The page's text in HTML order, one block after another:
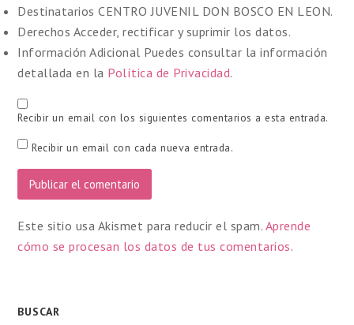
Destinatarios CENTRO JUVENIL DON BOSCO EN LEON.
Derechos Acceder, rectificar y suprimir los datos.
Información Adicional Puedes consultar la información
detallada en la Política de Privacidad.
Recibir un email con los siguientes comentarios a esta entrada.
Recibir un email con cada nueva entrada.
Este sitio usa Akismet para reducir el spam. Aprende
cómo se procesan los datos de tus comentarios.
BUSCAR